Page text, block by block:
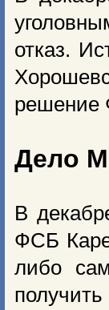
отказ.
решение
Дело
В
ФСБ
либо